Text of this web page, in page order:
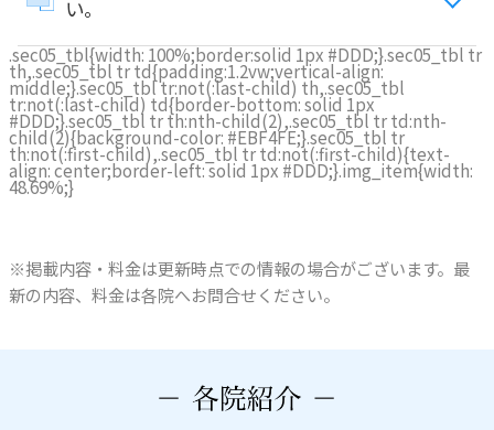
い。
.sec05_tbl{width: 100%;border:solid 1px #DDD;}.sec05_tbl tr
th,.sec05_tbl tr td{padding:1.2vw;vertical-align:
middle;}.sec05_tbl tr:not(:last-child) th,.sec05_tbl
tr:not(:last-child) td{border-bottom: solid 1px
#DDD;}.sec05_tbl tr th:nth-child(2),.sec05_tbl tr td:nth-
child(2){background-color: #EBF4FE;}.sec05_tbl tr
th:not(:first-child),.sec05_tbl tr td:not(:first-child){text-
align: center;border-left: solid 1px #DDD;}.img_item{width:
48.69%;}
※掲載内容・料金は更新時点での情報の場合がございます。最
新の内容、料金は各院へお問合せください。